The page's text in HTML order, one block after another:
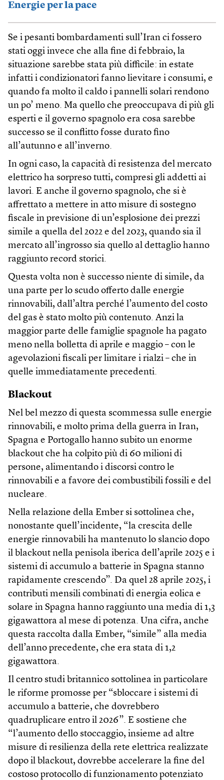
Energie per la pace
Se i pesanti bombardamenti sull’Iran ci fossero
stati oggi invece che alla fine di febbraio, la
situazione sarebbe stata più difficile: in estate
infatti i condizionatori fanno lievitare i consumi, e
quando fa molto il caldo i pannelli solari rendono
un po’ meno. Ma quello che preoccupava di più gli
esperti e il governo spagnolo era cosa sarebbe
successo se il conflitto fosse durato fino
all’autunno e all’inverno.
In ogni caso, la capacità di resistenza del mercato
elettrico ha sorpreso tutti, compresi gli addetti ai
lavori. E anche il governo spagnolo, che si è
affrettato a mettere in atto misure di sostegno
fiscale in previsione di un’esplosione dei prezzi
simile a quella del 2022 e del 2023, quando sia il
mercato all’ingrosso sia quello al dettaglio hanno
raggiunto record storici.
Questa volta non è successo niente di simile, da
una parte per lo scudo offerto dalle energie
rinnovabili, dall’altra perché l’aumento del costo
del gas è stato molto più contenuto. Anzi la
maggior parte delle famiglie spagnole ha pagato
meno nella bolletta di aprile e maggio – con le
agevolazioni fiscali per limitare i rialzi – che in
quelle immediatamente precedenti.
Blackout
Nel bel mezzo di questa scommessa sulle energie
rinnovabili, e molto prima della guerra in Iran,
Spagna e Portogallo hanno subito un enorme
blackout che ha colpito più di 60 milioni di
persone, alimentando i discorsi contro le
rinnovabili e a favore dei combustibili fossili e del
nucleare.
Nella relazione della Ember si sottolinea che,
nonostante quell’incidente, “la crescita delle
energie rinnovabili ha mantenuto lo slancio dopo
il blackout nella penisola iberica dell’aprile 2025 e i
sistemi di accumulo a batterie in Spagna stanno
rapidamente crescendo”. Da quel 28 aprile 2025, i
contributi mensili combinati di energia eolica e
solare in Spagna hanno raggiunto una media di 1,3
gigawattora al mese di potenza. Una cifra, anche
questa raccolta dalla Ember, “simile” alla media
dell’anno precedente, che era stata di 1,2
gigawattora.
Il centro studi britannico sottolinea in particolare
le riforme promosse per “sbloccare i sistemi di
accumulo a batterie, che dovrebbero
quadruplicare entro il 2026”. E sostiene che
“l’aumento dello stoccaggio, insieme ad altre
misure di resilienza della rete elettrica realizzate
dopo il blackout, dovrebbe accelerare la fine del
costoso protocollo di funzionamento potenziato